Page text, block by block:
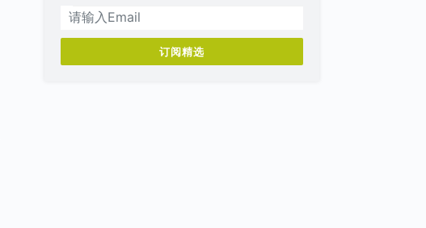
订阅精选